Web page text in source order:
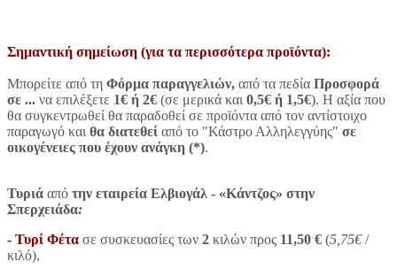
Σημαντική σημείωση (για τα περισσότερα προϊόντα):
Μπορείτε από τη Φόρμα παραγγελιών, από τα πεδία Προσφορά
σε ... να επιλέξετε 1€ ή 2€ (σε μερικά και 0,5€ ή 1,5€). Η αξία που
θα συγκεντρωθεί θα παραδοθεί σε προϊόντα από τον αντίστοιχο
παραγωγό και θα διατεθεί από το "Κάστρο Αλληλεγγύης" σε
οικογένειες που έχουν ανάγκη (*).
Τυριά από την εταιρεία Ελβιογάλ - «Κάντζος» στην
Σπερχειάδα:
- Τυρί Φέτα σε συσκευασίες των 2 κιλών προς 11,50 € (5,75€/
κιλό),